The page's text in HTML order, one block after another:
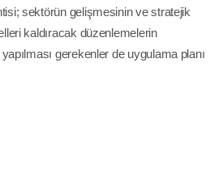
sektörün gelişmesinin ve stratejik
kaldıracak düzenlemelerin
gerekenler de uygulama planı